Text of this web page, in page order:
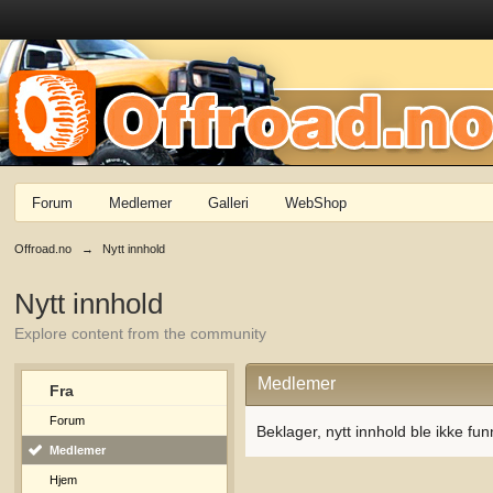
Forum Medlemer Galleri WebShop
Offroad.no → Nytt innhold
Nytt innhold
Explore content from the community
Fra
Forum
Medlemer
Hjem
Medlemer
Beklager, nytt innhold ble ikke